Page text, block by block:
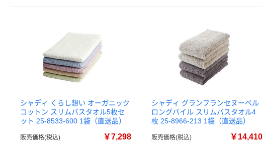
シャディ くらし想い オーガニック
コットン スリムバスタオル5枚セ
ット 25-8533-600 1袋（直送品）
販売価格(税込) ￥7,298
シャディ グランフランセヌーベル
ロングパイル スリムバスタオル4
枚 25-8966-213 1袋（直送品）
販売価格(税込) ￥14,410